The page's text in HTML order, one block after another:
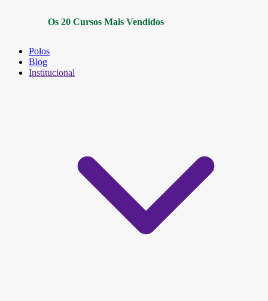
Os 20 Cursos Mais Vendidos
Polos
Blog
Institucional